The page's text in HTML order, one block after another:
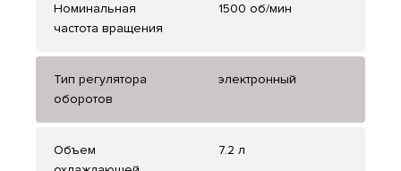
Номинальная
частота вращения
1500 об/мин
Тип регулятора
оборотов
электронный
Объем
7.2 л